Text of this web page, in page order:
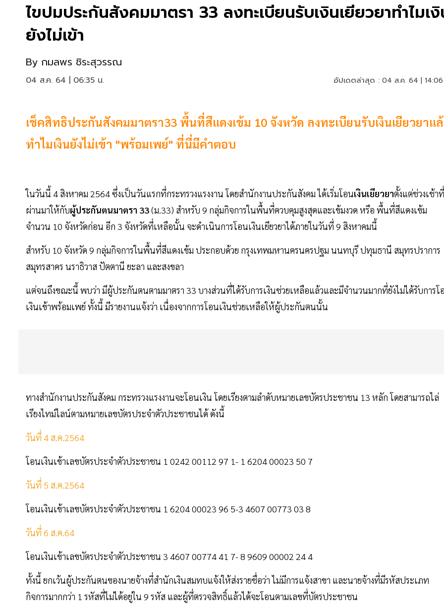
ไขปมประกันสังคมมาตรา 33 ลงทะเบียนรับเงินเยียวยาทำไมเ
ยังไม่เข้า
By กมลพร ชิระสุวรรณ
04 ส.ค. 64 | 06:35 น. อัปเดตล่าสุด : 04 ส.ค. 64 |
เช็คสิทธิประกันสังคมมาตรา33 พื้นที่สีแดงเข้ม 10 จังหวัด ลงทะเบียนรับเงินเยียวยาแ
ทำไมเงินยังไม่เข้า "พร้อมเพย์" ที่นี่มีคำตอบ
ในวันนี้ 4 สิงหาคม 2564 ซึ่งเป็นวันแรกที่กระทรวงแรงงาน โดยสำนักงานประกันสังคม ได้เริ่มโอนเงินเยียวยาตั้งแต่ช่วงเช้าที่
ผ่านมาให้กับผู้ประกันตนมาตรา 33(ม.33) สำหรับ 9 กลุ่มกิจการในพื้นที่ควบคุมสูงสุดและเข้มงวด หรือ พื้นที่สีแดงเข้ม
จำนวน 10 จังหวัดก่อน อีก 3 จังหวัดที่เหลือนั้น จะดำเนินการโอนเงินเยียวยาได้ภายในวันที่ 9 สิงหาคมนี้
สำหรับ 10 จังหวัด 9 กลุ่มกิจการในพื้นที่สีแดงเข้ม ประกอบด้วย กรุงเทพมหานครนครปฐม นนทบุรี ปทุมธานี สมุทรปราการ
สมุทรสาคร นราธิวาส ปัตตานี ยะลา และสงขลา
แต่จนถึงขณะนี้ พบว่า มีผู้ประกันตนตามมาตรา 33 บางส่วนที่ได้รับการเงินช่วยเหลือแล้วและมีจำนวนมากที่ยังไม่ได้รับการโ
เงินเข้าพร้อมเพย์ ทั้งนี้ มีรายงานแจ้งว่า เนื่องจากการโอนเงินช่วยเหลือให้ผู้ประกันตนนั้น
ทางสำนักงานประกันสังคม กระทรวงแรงงานจะโอนเงิน โดยเรียงตามลำดับหมายเลขบัตรประชาชน 13 หลัก โดยสามารถไล่
เรียงไทม์ไลน์ตามหมายเลขบัตรประจำตัวประชาชนได้ ดังนี้
วันที่ 4 ส.ค.2564
โอนเงินเข้าเลขบัตรประจำตัวประชาชน 1 0242 00112 97 1- 1 6204 00023 50 7
วันที่ 5 ส.ค.2564
โอนเงินเข้าเลขบัตรประจำตัวประชาชน 1 6204 00023 96 5-3 4607 00773 03 8
วันที่ 6 ส.ค.64
โอนเงินเข้าเลขบัตรประจำตัวประชาชน 3 4607 00774 41 7- 8 9609 00002 24 4
ทั้งนี้ ยกเว้นผู้ประกันตนของนายจ้างที่สำนักเงินสมทบแจ้งให้ส่งรายชื่อว่า ไม่มีการแจ้งสาขา และนายจ้างที่มีรหัสประเภท
กิจการมากกว่า 1 รหัสที่ไม่ได้อยู่ใน 9 รหัส และผู้ที่ตรวจสิทธิ์แล้วได้จะโอนตามเลขที่บัตรประชาชน